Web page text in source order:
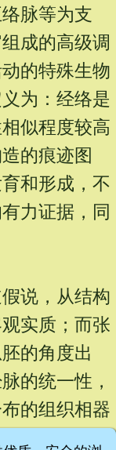
脉等为支
成的高级调
的特殊生物
为：经络是
似程度较高
的痕迹图
和形成，不
力证据，同
说，从结构
实质；而张
的角度出
的统一性，
的组织相器